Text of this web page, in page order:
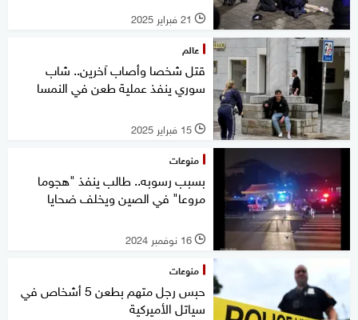
l 21 فبراير 2025
عالم
قتل شخصا وأصاب آخرين.. شاب
سوري ينفذ عملية طعن في النمسا
l 15 فبراير 2025
منوعات
بسبب رسوبه.. طالب ينفذ "هجوما
مروعا" في الصين ويخلف ضحايا
l 16 نوفمبر 2024
منوعات
حبس رجل متهم بطعن 5 أشخاص في
سياتل الأميركية